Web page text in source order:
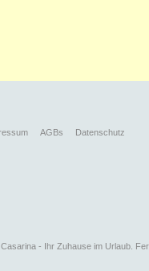
AGBs Datenschutz
- Ihr Zuhause im Urlaub.